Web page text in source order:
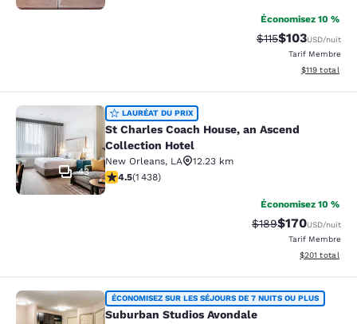
Économisez 10 %
Tarif barré :
$115Tarif réduit :
$103USD/nuit
Tarif Membre
Afficher les
$119 total
St Charles Coach House, an
43
LAURÉAT DU PRIX
St Charles Coach House, an Ascend
Collection Hotel
New Orleans, LA
12.23 km
4.54 étoiles. Excellent. 1438 commentaires
4.5(1 438)
Économisez 10 %
Tarif barré :
$189Tarif réduit :
$170USD/nuit
Tarif Membre
Afficher les
$201 total
Suburban Studios Avondale
ÉCONOMISEZ SUR LES SÉJOURS DE 7 NUITS OU PLUS
Suburban Studios Avondale